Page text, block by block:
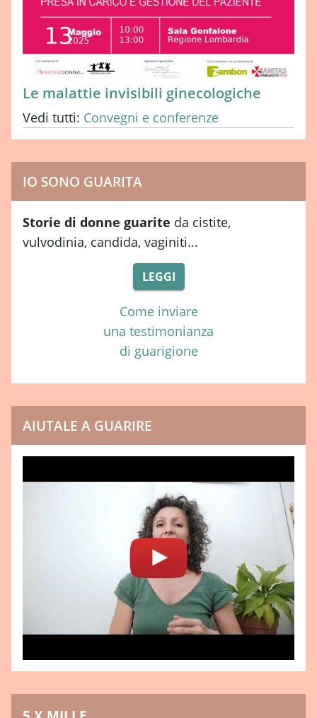
Le malattie invisibili ginecologiche
Vedi tutti: Convegni e conferenze
IO SONO GUARITA
Storie di donne guarite da cistite,
vulvodinia, candida, vaginiti...
LEGGI
Come inviare
una testimonianza
di guarigione
AIUTALE A GUARIRE